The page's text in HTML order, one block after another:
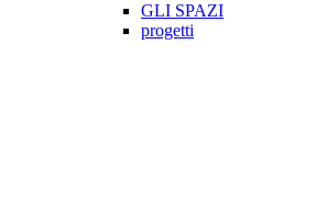
GLI SPAZI
progetti